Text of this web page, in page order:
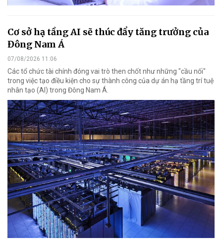
Cơ sở hạ tầng AI sẽ thúc đẩy tăng trưởng của
Đông Nam Á
07/08/2026 11:06
Các tổ chức tài chính đóng vai trò then chốt như những "cầu nối"
trong việc tạo điều kiện cho sự thành công của dự án hạ tầng trí tuệ
nhân tạo (AI) trong Đông Nam Á.